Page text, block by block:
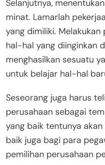
Selanjutnya,
minat. Lamarlah
yang dimiliki.
hal-hal yang diinginkan
menghasilkan sesuatu
untuk belajar hal-hal
Seseorang juga harus
perusahaan sebagai
yang baik tentunya
baik juga bagi para
pemilihan perusahaan